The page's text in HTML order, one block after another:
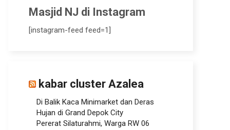
Masjid NJ di Instagram
[instagram-feed feed=1]
kabar cluster Azalea
Di Balik Kaca Minimarket dan Deras
Hujan di Grand Depok City
Pererat Silaturahmi, Warga RW 06